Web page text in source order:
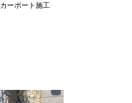
カーポート施工